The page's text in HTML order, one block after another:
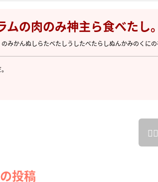
ムの肉のみ神主ら食べたし
みかんぬしらたべたしうしたべたらしぬんかみのくにの
投稿